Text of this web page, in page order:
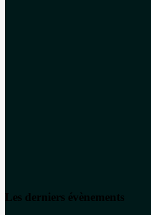
Les derniers évènements